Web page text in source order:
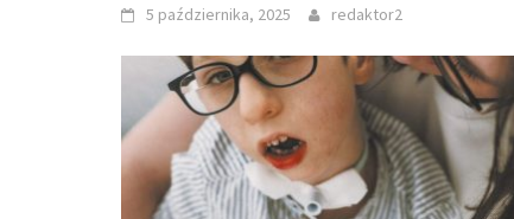
5 października, 2025 redaktor2